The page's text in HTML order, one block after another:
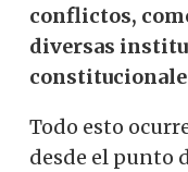
conflictos,
diversas
Todo esto
desde el punto